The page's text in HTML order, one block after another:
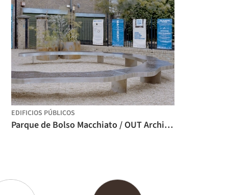
EDIFICIOS PÚBLICOS
Parque de Bolso Macchiato / OUT Architecture